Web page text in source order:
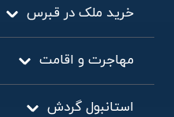
خرید ملک در قبرس
مهاجرت و اقامت
استانبول گردش